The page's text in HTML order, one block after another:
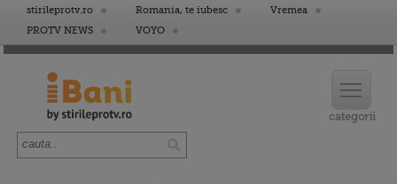
stirileprotv.ro Romania, te iubesc
Vremea
PROTV NEWS
VOYO